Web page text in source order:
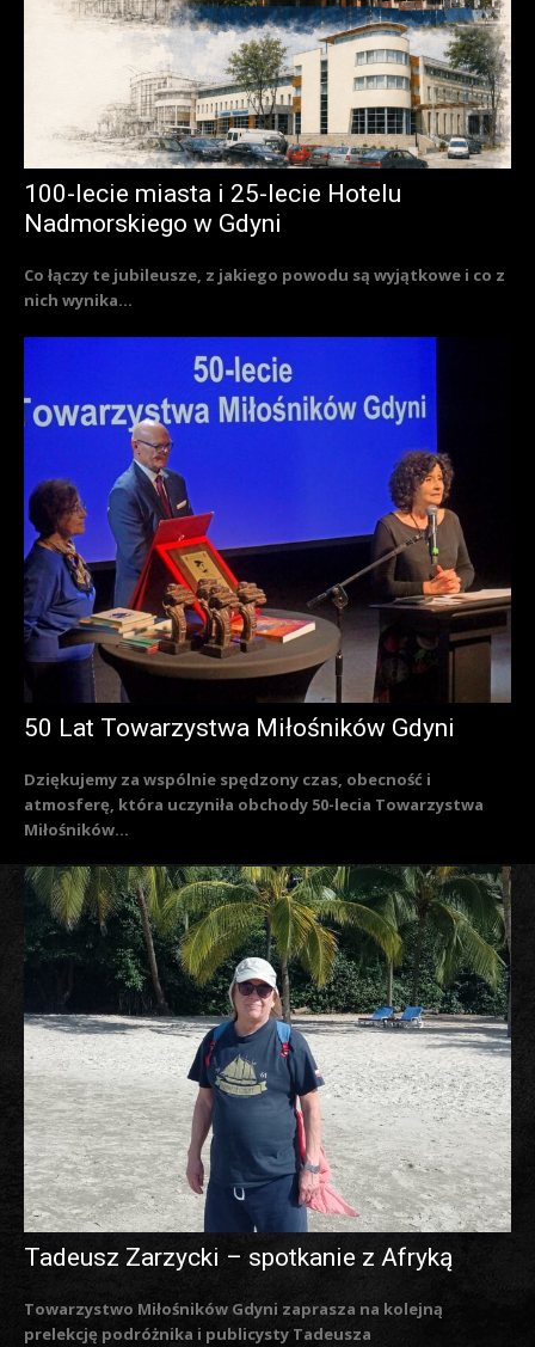
100-lecie miasta i 25-lecie Hotelu
Nadmorskiego w Gdyni
Co łączy te jubileusze, z jakiego powodu są wyjątkowe i co z
nich wynika...
50 Lat Towarzystwa Miłośników Gdyni
Dziękujemy za wspólnie spędzony czas, obecność i
atmosferę, która uczyniła obchody 50-lecia Towarzystwa
Miłośników...
Tadeusz Zarzycki – spotkanie z Afryką
Towarzystwo Miłośników Gdyni zaprasza na kolejną
prelekcję podróżnika i publicysty Tadeusza